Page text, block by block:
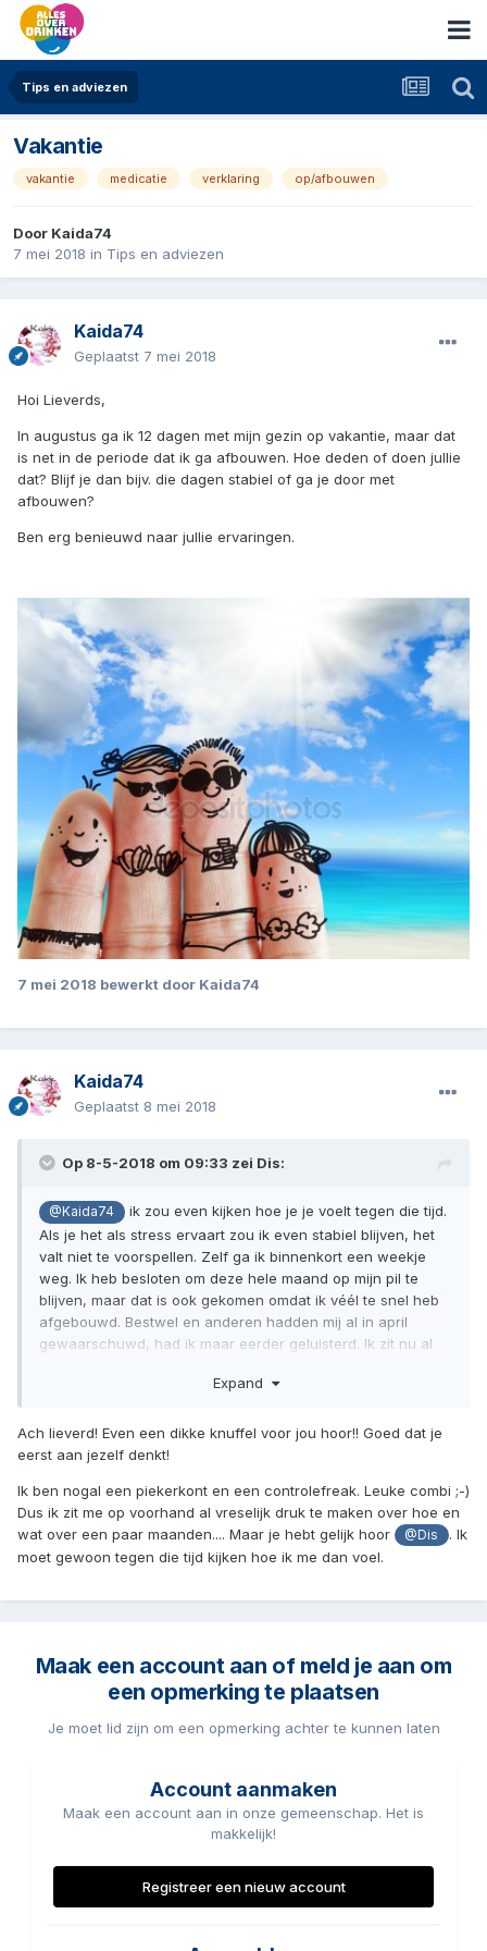
Tips en adviezen
Vakantie
vakantie medicatie verklaring op/afbouwen
Door Kaida74
7 mei 2018 in Tips en adviezen
Kaida74
Geplaatst 7 mei 2018
Hoi Lieverds,
In augustus ga ik 12 dagen met mijn gezin op vakantie, maar dat
is net in de periode dat ik ga afbouwen. Hoe deden of doen jullie
dat? Blijf je dan bijv. die dagen stabiel of ga je door met
afbouwen?
Ben erg benieuwd naar jullie ervaringen.
7 mei 2018 bewerkt door Kaida74
Kaida74
Geplaatst 8 mei 2018
Op 8-5-2018 om 09:33 zei Dis:
@Kaida74
ik zou even kijken hoe je je voelt tegen die tijd.
Als je het als stress ervaart zou ik even stabiel blijven, het
valt niet te voorspellen. Zelf ga ik binnenkort een weekje
weg. Ik heb besloten om deze hele maand op mijn pil te
blijven, maar dat is ook gekomen omdat ik véél te snel heb
afgebouwd. Bestwel en anderen hadden mij al in april
gewaarschuwd, had ik maar eerder geluisterd. Ik zit nu al
pitje. Ik kan nog net de meest noodzakelijke dingen doen
de kinderen en kleinkinderen nu naar mij komen. Gelukkig
hebben ze begrip. Zelfs die leuke bezoekjes matten mij
Expand
Ach lieverd! Even een dikke knuffel voor jou hoor!! Goed dat je
eerst aan jezelf denkt!
Ik ben nogal een piekerkont en een controlefreak. Leuke combi ;-)
Dus ik zit me op voorhand al vreselijk druk te maken over hoe en
wat over een paar maanden.... Maar je hebt gelijk hoor
@Dis
. Ik
moet gewoon tegen die tijd kijken hoe ik me dan voel.
Maak een account aan of meld je aan om
een opmerking te plaatsen
Je moet lid zijn om een opmerking achter te kunnen laten
Account aanmaken
Maak een account aan in onze gemeenschap. Het is
makkelijk!
Registreer een nieuw account